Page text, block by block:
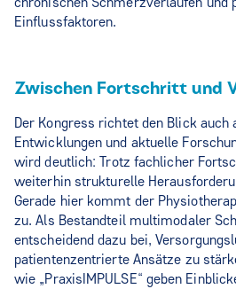
Einflussfaktoren.
Zwischen Fortschritt und
Der Kongress richtet den Blick auch
Entwicklungen und aktuelle
wird deutlich: Trotz fachlicher
weiterhin strukturelle
Gerade hier kommt der
zu. Als Bestandteil multimodaler
entscheidend dazu bei,
patientenzentrierte Ansätze zu
wie „PraxisIMPULSE“ geben